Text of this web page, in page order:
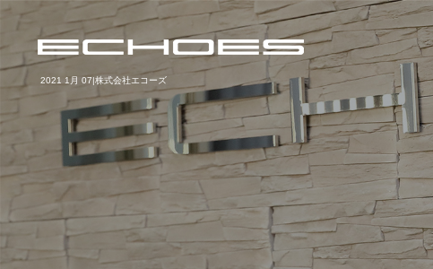
2021 1月 07|株式会社エコーズ